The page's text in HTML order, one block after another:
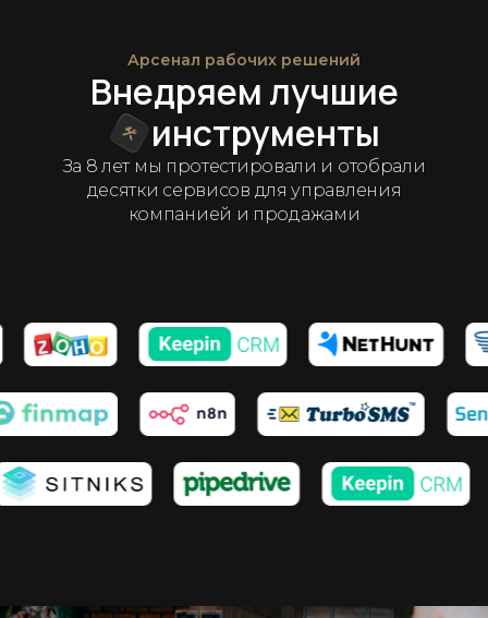
Арсенал рабочих решений
Внедряем лучшие
инструменты
За 8 лет мы протестировали и отобрали
десятки сервисов для управления
компанией и продажами